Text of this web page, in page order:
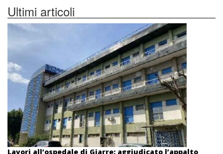
Ultimi articoli
Lavori all’ospedale di Giarre: aggiudicato l’appalto